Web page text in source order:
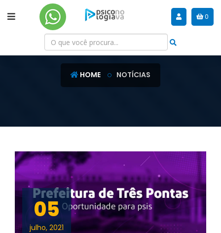
0
NOTÍCIAS
HOME NOTÍCIAS
05
julho, 2021